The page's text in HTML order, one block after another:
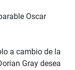
Oscar
a cambio de la
Gray desea